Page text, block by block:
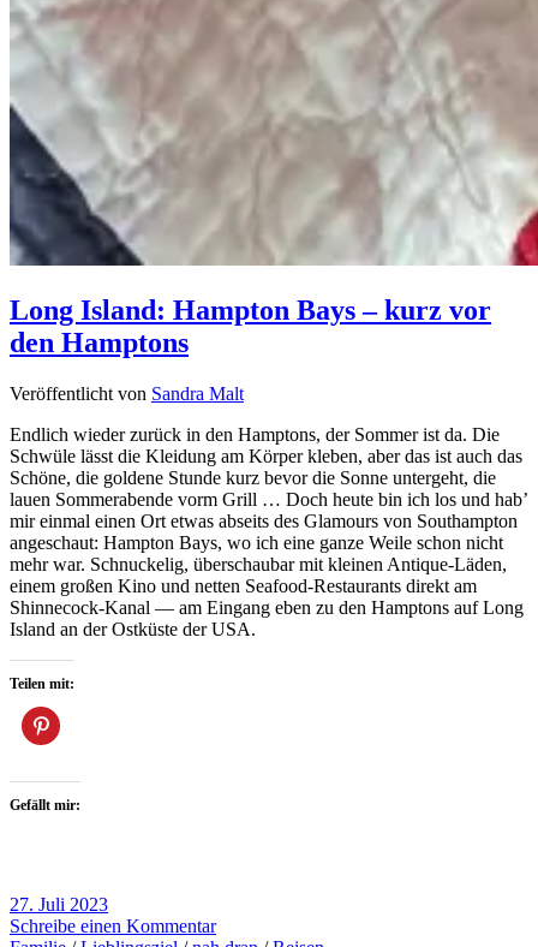
Long Island: Hampton Bays – kurz vor
den Hamptons
Veröffentlicht von Sandra Malt
Endlich wieder zurück in den Hamptons, der Sommer ist da. Die
Schwüle lässt die Kleidung am Körper kleben, aber das ist auch das
Schöne, die goldene Stunde kurz bevor die Sonne untergeht, die
lauen Sommerabende vorm Grill … Doch heute bin ich los und hab’
mir einmal einen Ort etwas abseits des Glamours von Southampton
angeschaut: Hampton Bays, wo ich eine ganze Weile schon nicht
mehr war. Schnuckelig, überschaubar mit kleinen Antique-Läden,
einem großen Kino und netten Seafood-Restaurants direkt am
Shinnecock-Kanal — am Eingang eben zu den Hamptons auf Long
Island an der Ostküste der USA.
Teilen mit:
Gefällt mir:
27. Juli 2023
Schreibe einen Kommentar